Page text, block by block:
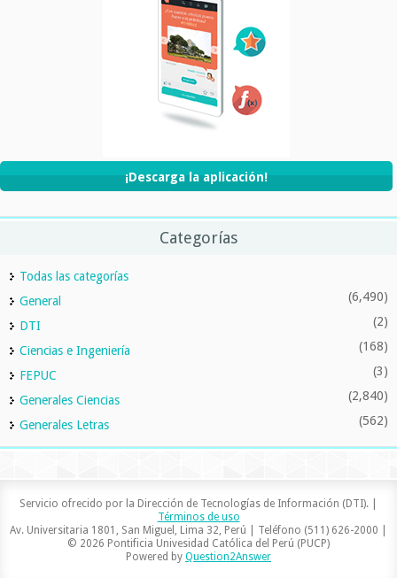
¡Descarga la aplicación!
Categorías
Todas las categorías
General
(6,490)
DTI (2)
Ciencias e Ingeniería (168)
FEPUC (3)
Generales Ciencias (2,840)
Generales Letras (562)
Servicio ofrecido por la Dirección de Tecnologías de Información (DTI). |
Términos de uso
Av. Universitaria 1801, San Miguel, Lima 32, Perú | Teléfono (511) 626-2000 |
© 2026 Pontificia Univesidad Católica del Perú (PUCP)
Powered by Question2Answer